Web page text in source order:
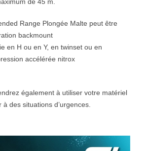
de 45 m.
Range Plongée Malte peut être
backmount
en H ou en Y, en twinset ou en
accélérée nitrox
également à utiliser votre matériel
des situations d’urgences.